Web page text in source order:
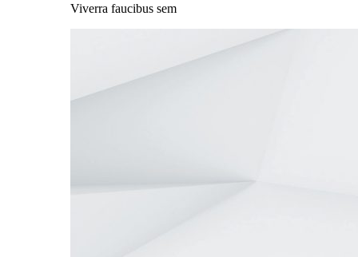
Viverra faucibus sem